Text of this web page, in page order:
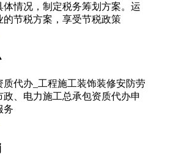
体情况，制定税务筹划方案。运
的节税方案，享受节税政策
质代办_工程施工装饰装修安防劳
政、电力施工总承包资质代办申
务